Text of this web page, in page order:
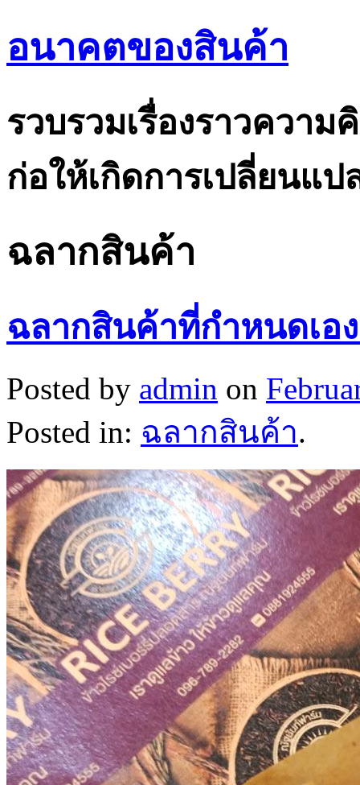
อนาคตของสินค้า
รวบรวมเรื่องราวควา
ก่อให้เกิดการเปลี่ยนแป
ฉลากสินค้า
ฉลากสินค้าที่กำหนดเอ
Posted by admin on
Posted in: ฉลากสินค้า.